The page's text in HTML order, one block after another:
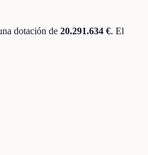
dotación de 20.291.634 €. El